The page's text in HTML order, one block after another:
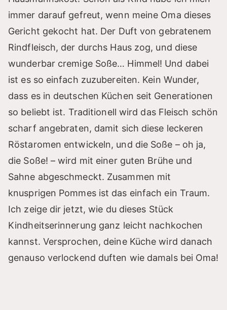
immer darauf gefreut, wenn meine Oma dieses
Gericht gekocht hat. Der Duft von gebratenem
Rindfleisch, der durchs Haus zog, und diese
wunderbar cremige Soße… Himmel! Und dabei
ist es so einfach zuzubereiten. Kein Wunder,
dass es in deutschen Küchen seit Generationen
so beliebt ist. Traditionell wird das Fleisch schön
scharf angebraten, damit sich diese leckeren
Röstaromen entwickeln, und die Soße – oh ja,
die Soße! – wird mit einer guten Brühe und
Sahne abgeschmeckt. Zusammen mit
knusprigen Pommes ist das einfach ein Traum.
Ich zeige dir jetzt, wie du dieses Stück
Kindheitserinnerung ganz leicht nachkochen
kannst. Versprochen, deine Küche wird danach
genauso verlockend duften wie damals bei Oma!